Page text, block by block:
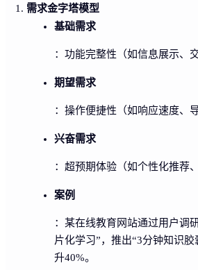
需求金字塔模型
基础需求
：功能完整性（如信息展示、
期望需求
：操作便捷性（如响应速度、
兴奋需求
：超预期体验（如个性化推荐
案例
：某在线教育网站通过用户调
片化学习”，推出“3分钟知识
升40%。